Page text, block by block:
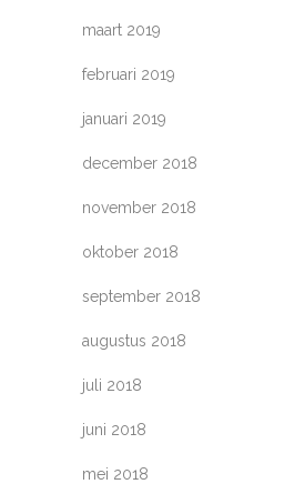
maart 2019
februari 2019
januari 2019
december 2018
november 2018
oktober 2018
september 2018
augustus 2018
juli 2018
juni 2018
mei 2018